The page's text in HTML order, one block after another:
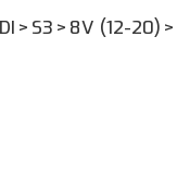
> S3 > 8V (12-20) >